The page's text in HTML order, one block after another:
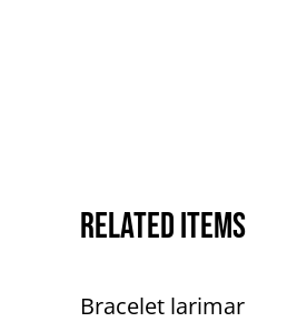
Related items
Bracelet larimar